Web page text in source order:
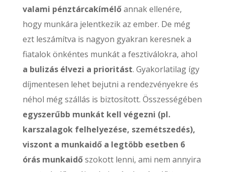
valami pénztárcakímélőannak ellenére,
hogy munkára jelentkezik az ember. De még
ezt leszámítva is nagyon gyakran keresnek a
fiatalok önkéntes munkát a fesztiválokra, ahol
a bulizás élvezi a prioritást. Gyakorlatilag így
díjmentesen lehet bejutni a rendezvényekre és
néhol még szállás is biztosított. Összességében
egyszerűbb munkát kell végezni (pl.
karszalagok felhelyezése, szemétszedés),
viszont a munkaidő a legtöbb esetben 6
órás munkaidőszokott lenni, ami nem annyira